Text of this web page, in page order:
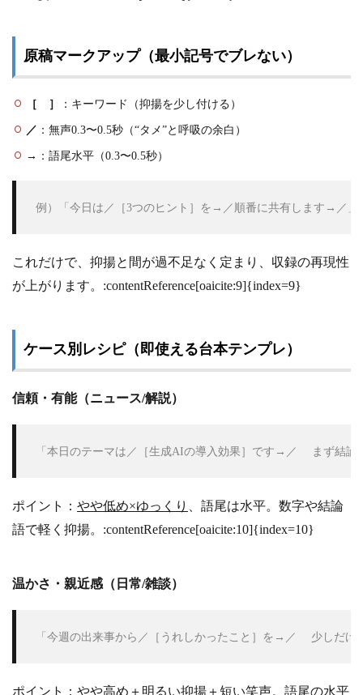
原稿マークアップ（最小記号でブレない）
［ ］ ：キーワード（抑揚を少し付ける）
／ ：無声0.3〜0.5秒（“タメ”と呼吸の余白）
→ ：語尾水平（0.3〜0.5秒）
例）「今日は／［3つのヒント］を→／順番に共有します→／」
これだけで、抑揚と間が過不足なく定まり、収録の再現性
が上がります。:contentReference[oaicite:9]{index=9}
ケース別レシピ（即使える台本テンプレ）
信頼・有能（ニュース/解説）
「本日のテーマは／［生成AIの導入効果］です→／ 　まず結
ポイント： やや低め×ゆっくり
、語尾は水平。数字や結論
語で軽く抑揚。:contentReference[oaicite:10]{index=10}
温かさ・親近感（日常/雑談）
「今週の出来事から／［うれしかったこと］を→／ 　少しだ
ポイント： やや高め ＋ 明るい抑揚 ＋短い笑声。語尾の水平